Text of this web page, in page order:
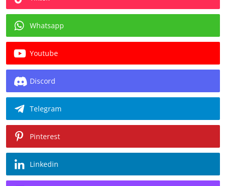
Whatsapp
Youtube
Discord
Telegram
Pinterest
Linkedin